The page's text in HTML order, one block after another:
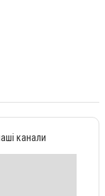
канали